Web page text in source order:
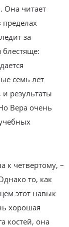
Она читает
пределах
за
блестяще:
семь лет
результаты
Вера очень
к четвертому, –
то, как
этот навык
хорошая
костей, она